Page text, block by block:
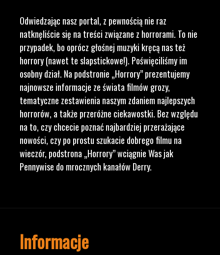
Odwiedzając nasz portal, z pewnością nie raz
natknęliście się na treści związane z horrorami. To nie
przypadek, bo oprócz głośnej muzyki kręcą nas też
horrory (nawet te slapstickowe!). Poświęciliśmy im
osobny dział. Na podstronie „Horrory” prezentujemy
najnowsze informacje ze świata filmów grozy,
tematyczne zestawienia naszym zdaniem najlepszych
horrorów, a także przeróżne ciekawostki. Bez względu
na to, czy chcecie poznać najbardziej przerażające
nowości, czy po prostu szukacie dobrego filmu na
wieczór, podstrona „Horrory” wciągnie Was jak
Pennywise do mrocznych kanałów Derry.
Informacje